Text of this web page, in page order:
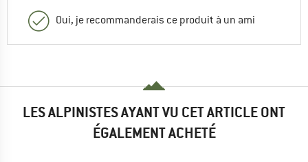
Oui, je recommanderais ce produit à un ami
LES ALPINISTES AYANT VU CET ARTICLE ONT
ÉGALEMENT ACHETÉ